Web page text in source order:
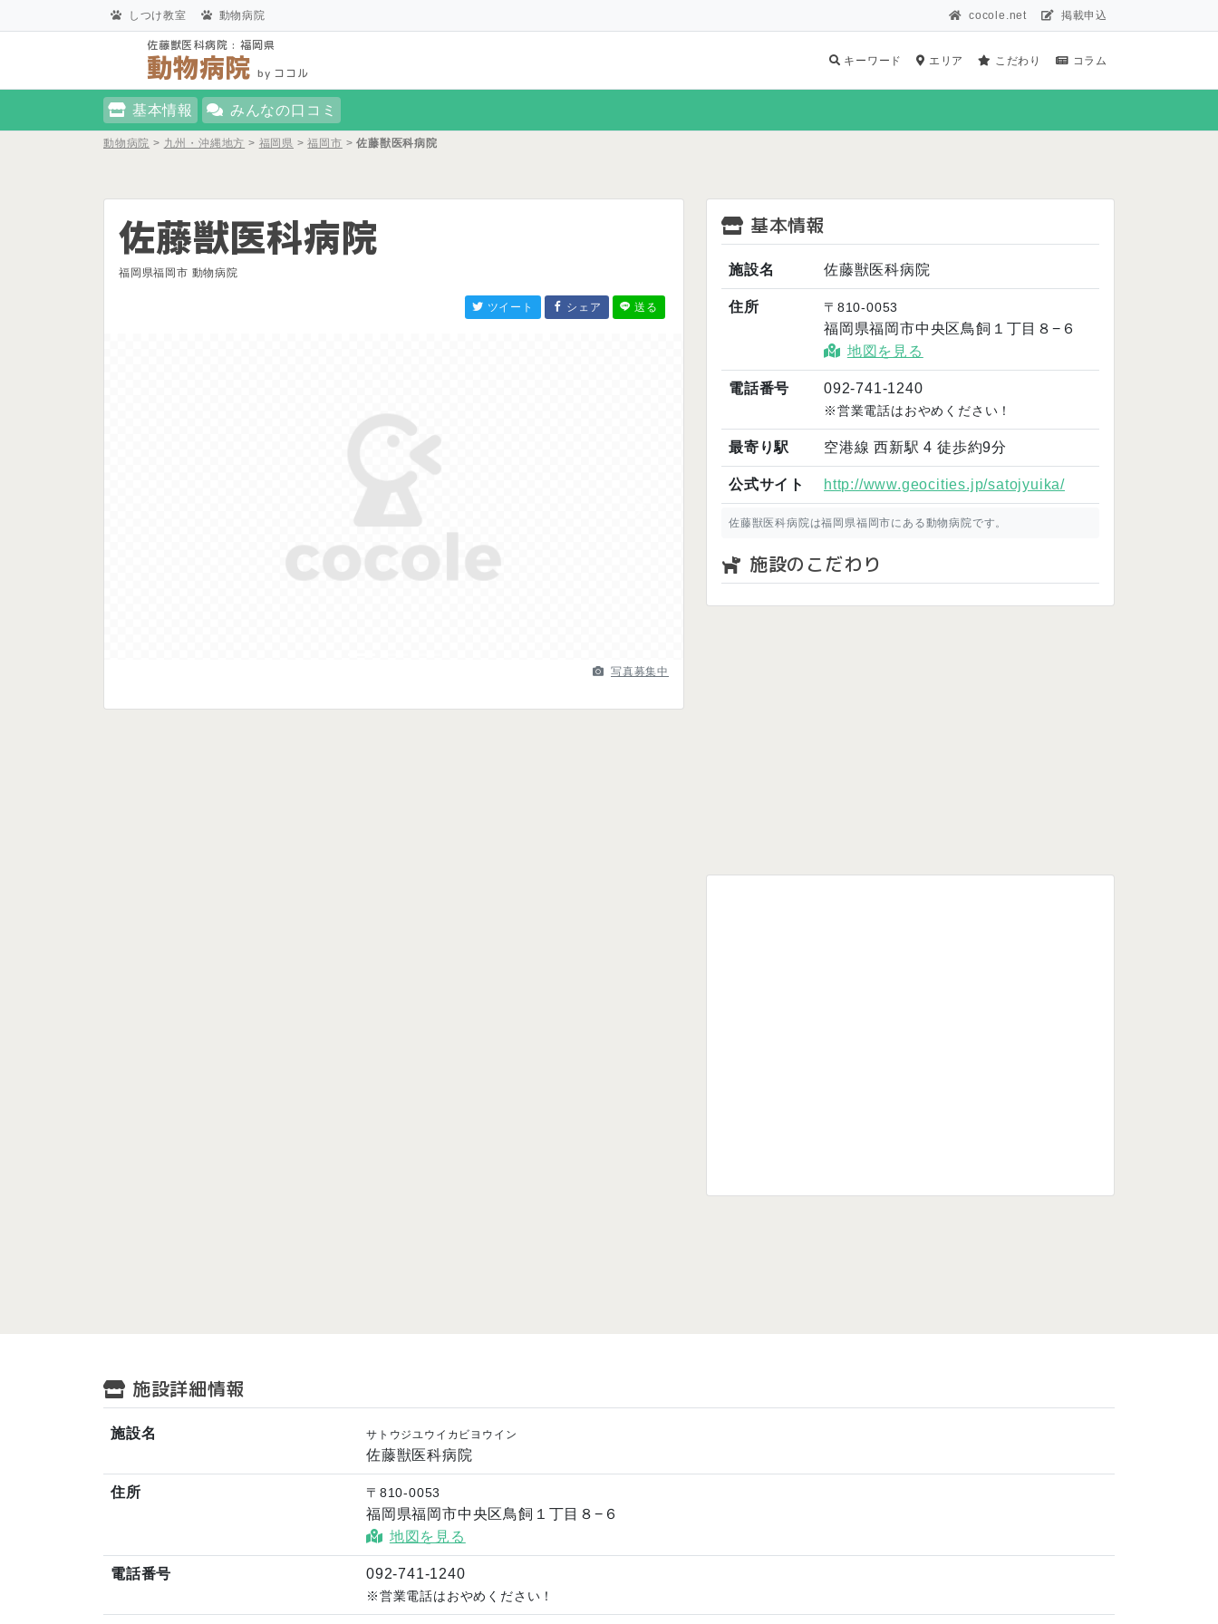
しつけ教室 動物病院 cocole.net 掲載申込
佐藤獣医科病院 : 福岡県
動物病院 by ココル
キーワード エリア こだわり コラム
基本情報 みんなの口コミ
動物病院 > 九州・沖縄地方 > 福岡県 >福岡市 >佐藤獣医科病院
佐藤獣医科病院
福岡県福岡市 動物病院
ツイート シェア 送る
写真募集中
基本情報
施設名 佐藤獣医科病院
住所 〒810-0053
福岡県福岡市中央区鳥飼１丁目８−６
地図を見る
電話番号 092-741-1240
※営業電話はおやめください！
最寄り駅 空港線 西新駅 4 徒歩約9分
公式サイト http://www.geocities.jp/satojyuika/
佐藤獣医科病院は福岡県福岡市にある動物病院です。
施設のこだわり
施設詳細情報
施設名 サトウジユウイカビヨウイン
佐藤獣医科病院
住所 〒810-0053
福岡県福岡市中央区鳥飼１丁目８−６
地図を見る
電話番号 092-741-1240
※営業電話はおやめください！